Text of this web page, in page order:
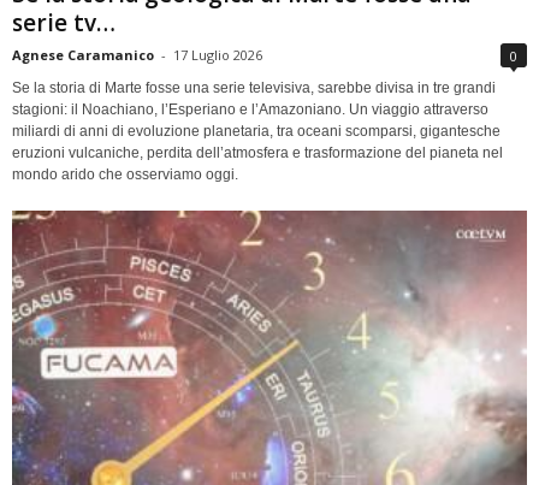
serie tv…
Agnese Caramanico - 17 Luglio 2026 0
Se la storia di Marte fosse una serie televisiva, sarebbe divisa in tre grandi
stagioni: il Noachiano, l’Esperiano e l’Amazoniano. Un viaggio attraverso
miliardi di anni di evoluzione planetaria, tra oceani scomparsi, gigantesche
eruzioni vulcaniche, perdita dell’atmosfera e trasformazione del pianeta nel
mondo arido che osserviamo oggi.